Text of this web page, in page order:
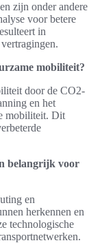
zijn onder andere
voor betere
in
mobiliteit?
door de CO2-
en het
mobiliteit. Dit
belangrijk voor
en
herkennen en
technologische